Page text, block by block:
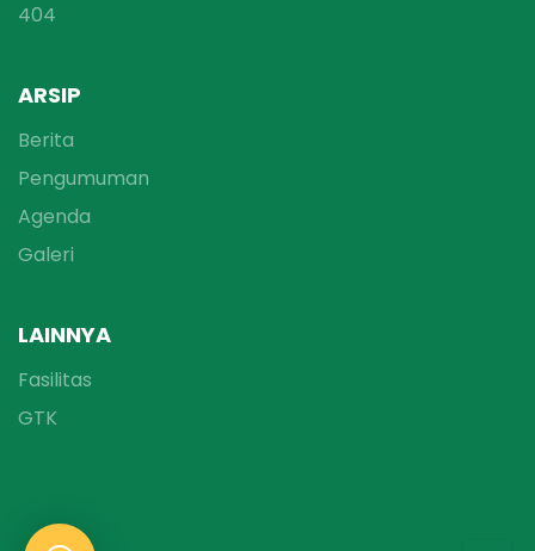
404
ARSIP
Berita
Pengumuman
Agenda
Galeri
LAINNYA
Fasilitas
GTK